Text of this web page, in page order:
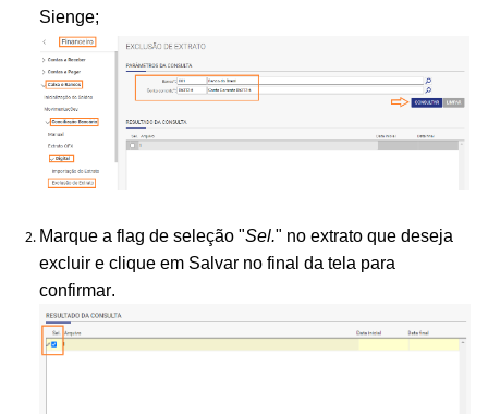
Sienge;
Marque a flag de seleção "Sel." no extrato que deseja
excluir e clique em Salvar no final da tela para
confirmar.